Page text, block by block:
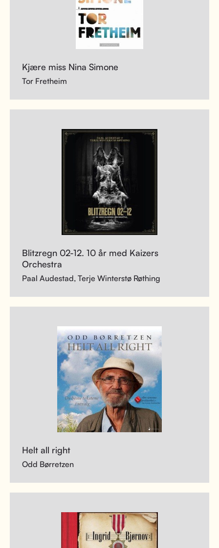
Kjære miss Nina Simone
Tor Fretheim
Blitzregn 02-12. 10 år med Kaizers
Orchestra
Paal Audestad, Terje Winterstø Røthing
Helt all right
Odd Børretzen